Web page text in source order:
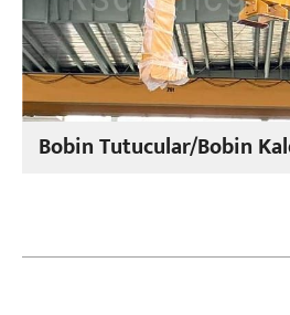
Bobin Tutucular/Bobin